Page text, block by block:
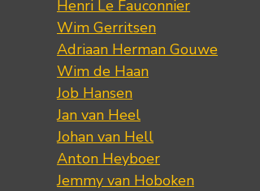
Henri Le Fauconnier
Wim Gerritsen
Adriaan Herman Gouwe
Wim de Haan
Job Hansen
Jan van Heel
Johan van Hell
Anton Heyboer
Jemmy van Hoboken